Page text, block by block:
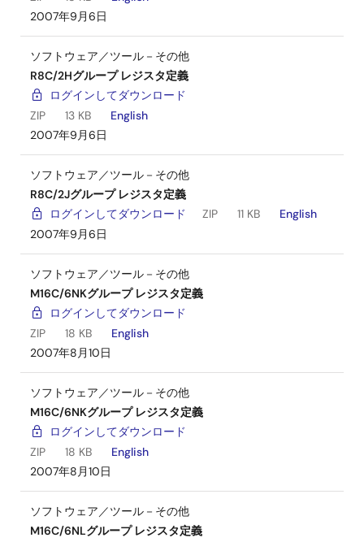
2007年9月6日
ソフトウェア／ツール－その他
R8C/2Hグループ レジスタ定義
ログインしてダウンロード
ZIP
13 KB
English
2007年9月6日
ソフトウェア／ツール－その他
R8C/2Jグループ レジスタ定義
ログインしてダウンロード
ZIP 11 KB
English
2007年9月6日
ソフトウェア／ツール－その他
M16C/6NKグループ レジスタ定義
ログインしてダウンロード
ZIP
18 KB
English
2007年8月10日
ソフトウェア／ツール－その他
M16C/6NKグループ レジスタ定義
ログインしてダウンロード
ZIP
18 KB
English
2007年8月10日
ソフトウェア／ツール－その他
M16C/6NLグループ レジスタ定義